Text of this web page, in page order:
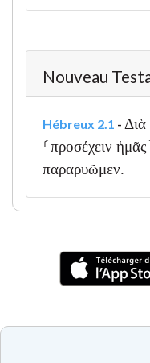
Nouveau
Hébreux 2.1 - Διὰ
⸂προσέχειν
παραρυῶμεν.